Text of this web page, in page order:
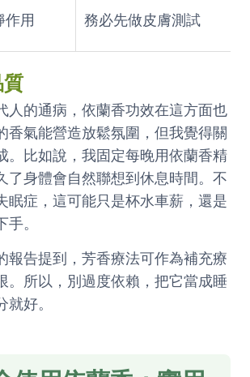
作用 務必先做皮膚測試
質
人的通病，依蘭香功效在這方面也
香氣能營造放鬆氛圍，但我覺得關
。比如說，我固定每晚用依蘭香精
了身體會自然聯想到休息時間。不
眠症，這可能只是杯水車薪，還是
。
報告提到，芳香療法可作為補充療
。所以，別過度依賴，把它當成睡
好。